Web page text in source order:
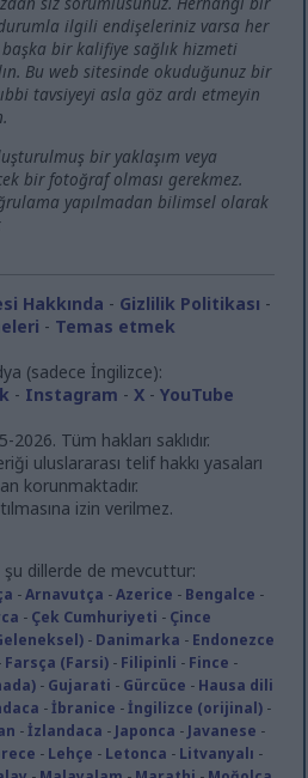
ilgili endişeleriniz varsa her
bir kalifiye sağlık hizmeti
Bu web sitesinde okuduğunuz bir
tavsiyeyi asla göz ardı etmeyin
bir yaklaşım veya
bir fotoğraf olması gerekmez.
yapılmadan bilimsel olarak
Hakkında - Gizlilik Politikası -
- Temas etmek
(sadece İngilizce):
- Instagram - X- YouTube
Tüm hakları saklıdır.
uluslararası telif hakkı yasaları
korunmaktadır.
izin verilmez.
şu dillerde de mevcuttur:
-Arnavutça -Azerice - Bengalce -
- Çek Cumhuriyeti - Çince
- Danimarka - Endonezce
Farsça (Farsi)- Filipinli - Fince -
- Gujarati - Gürcüce - Hausa dili
-İbranice -İngilizce (orijinal) -
-İzlandaca - Japonca - Javanese -
- Lehçe - Letonca - Litvanyalı -